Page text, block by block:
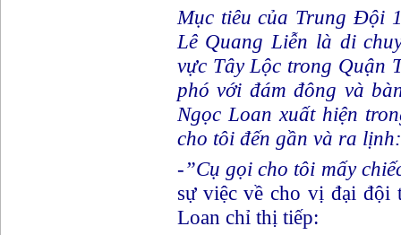
Mục tiêu của Trung Đội
Lê Quang Liễn là di
vực Tây Lộc trong Quận
phó với đám đông và
Ngọc Loan xuất hiện
cho tôi đến gần và ra lịnh:
-”Cụ gọi cho tôi mấy
sự việc về cho vị đại
Loan chỉ thị tiếp: